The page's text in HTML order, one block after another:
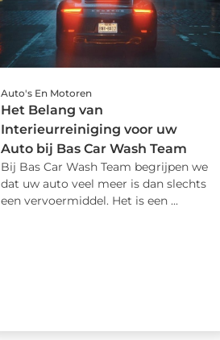
Auto's En Motoren
Het Belang van
Interieurreiniging voor uw
Auto bij Bas Car Wash Team
Bij Bas Car Wash Team begrijpen we
dat uw auto veel meer is dan slechts
een vervoermiddel. Het is een ...